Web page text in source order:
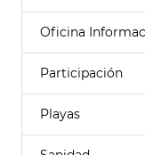
Oficina
Participación
Playas